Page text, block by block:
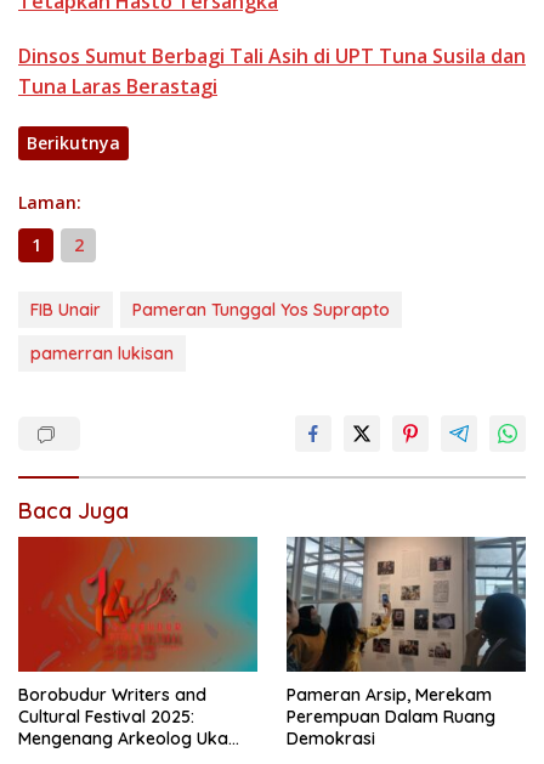
Dinsos Sumut Berbagi Tali Asih di UPT Tuna Susila dan
Tuna Laras Berastagi
Berikutnya
Laman:
1
2
FIB Unair
Pameran Tunggal Yos Suprapto
pamerran lukisan
Baca Juga
Borobudur Writers and
Cultural Festival 2025:
Mengenang Arkeolog Uka
Pameran Arsip, Merekam
Perempuan Dalam Ruang
Demokrasi